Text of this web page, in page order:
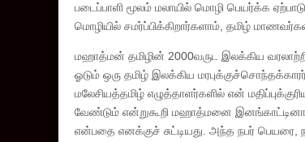
படைப்பாளி மூலம் மலாயில் மொழி பெயர்க்க
மொழியில் சமர்ப்பிக்கிறார்களாம், தமிழ்
மஹாத்மன் தமிழின் 2000வருட இலக்கிய
ஓடும் ஒரு தமிழ் இலக்கிய
மலேசியத்தமிழ் எழுத்தாளர்களில் என்
வேண்டும் என்றுகூறி மஹாத்மனை
என்பதை எனக்குச் சுட்டியது. அந்த நபர்